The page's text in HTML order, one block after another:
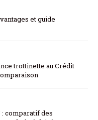
et guide
trottinette au Crédit
: comparatif des